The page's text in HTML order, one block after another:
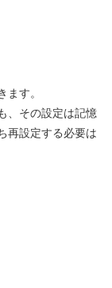
す。
、その設定は記憶
再設定する必要は